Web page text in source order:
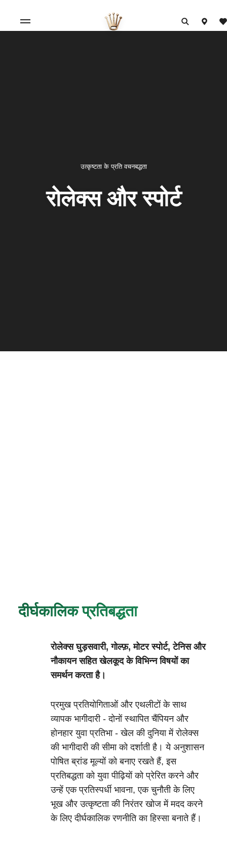
उत्कृष्टता के प्रति वचनबद्धता
रोलेक्स और स्पोर्ट
दीर्घकालिक प्रतिबद्धता
रोलेक्स घुड़सवारी, गोल्फ़, मोटर स्पोर्ट, टेनिस और
नौकायन सहित खेलकूद के विभिन्‍न विषयों का
समर्थन करता है।
प्रमुख प्रतियोगिताओं और एथलीटों के साथ
व्यापक भागीदारी - दोनों स्थापित चैंपियन और
होनहार युवा प्रतिभा - खेल की दुनिया में रोलेक्स
की भागीदारी की सीमा को दर्शाती है। ये अनुशासन
पोषित ब्रांड मूल्यों को बनाए रखते हैं, इस
प्रतिबद्धता को युवा पीढ़ियों को प्रेरित करने और
उन्हें एक प्रतिस्पर्धी भावना, एक चुनौती के लिए
भूख और उत्कृष्टता की निरंतर खोज में मदद करने
के लिए दीर्घकालिक रणनीति का हिस्सा बनाते हैं।